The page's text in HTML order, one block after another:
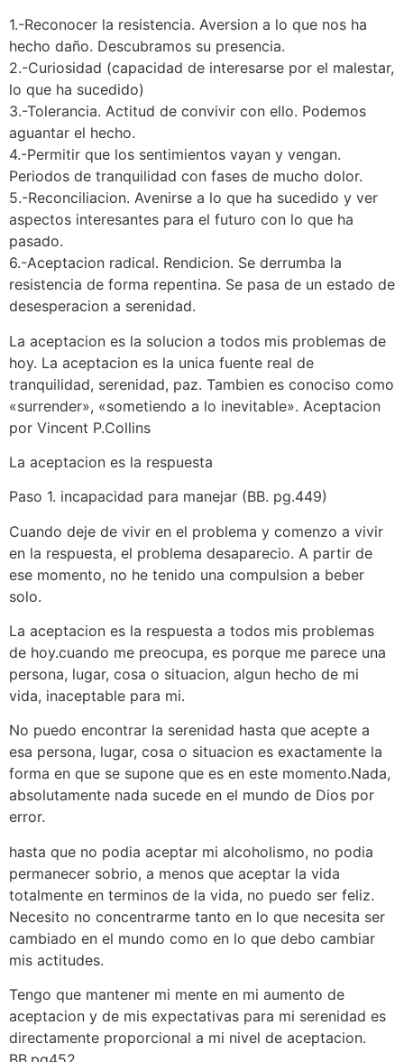
1.-Reconocer la resistencia. Aversion a lo que nos ha
hecho daño. Descubramos su presencia.
2.-Curiosidad (capacidad de interesarse por el malestar,
lo que ha sucedido)
3.-Tolerancia. Actitud de convivir con ello. Podemos
aguantar el hecho.
4.-Permitir que los sentimientos vayan y vengan.
Periodos de tranquilidad con fases de mucho dolor.
5.-Reconciliacion. Avenirse a lo que ha sucedido y ver
aspectos interesantes para el futuro con lo que ha
pasado.
6.-Aceptacion radical. Rendicion. Se derrumba la
resistencia de forma repentina. Se pasa de un estado de
desesperacion a serenidad.
La aceptacion es la solucion a todos mis problemas de
hoy. La aceptacion es la unica fuente real de
tranquilidad, serenidad, paz. Tambien es conociso como
«surrender», «sometiendo a lo inevitable». Aceptacion
por Vincent P.Collins
La aceptacion es la respuesta
Paso 1. incapacidad para manejar (BB. pg.449)
Cuando deje de vivir en el problema y comenzo a vivir
en la respuesta, el problema desaparecio. A partir de
ese momento, no he tenido una compulsion a beber
solo.
La aceptacion es la respuesta a todos mis problemas
de hoy.cuando me preocupa, es porque me parece una
persona, lugar, cosa o situacion, algun hecho de mi
vida, inaceptable para mi.
No puedo encontrar la serenidad hasta que acepte a
esa persona, lugar, cosa o situacion es exactamente la
forma en que se supone que es en este momento.Nada,
absolutamente nada sucede en el mundo de Dios por
error.
hasta que no podia aceptar mi alcoholismo, no podia
permanecer sobrio, a menos que aceptar la vida
totalmente en terminos de la vida, no puedo ser feliz.
Necesito no concentrarme tanto en lo que necesita ser
cambiado en el mundo como en lo que debo cambiar
mis actitudes.
Tengo que mantener mi mente en mi aumento de
aceptacion y de mis expectativas para mi serenidad es
directamente proporcional a mi nivel de aceptacion.